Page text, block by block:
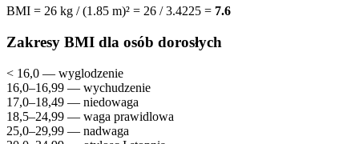
BMI = 26 kg / (1.85 m)² = 26 / 3.4225 = 7.6
Zakresy BMI dla osób dorosłych
< 16,0 — wyglodzenie
16,0–16,99 — wychudzenie
17,0–18,49 — niedowaga
18,5–24,99 — waga prawidlowa
25,0–29,99 — nadwaga